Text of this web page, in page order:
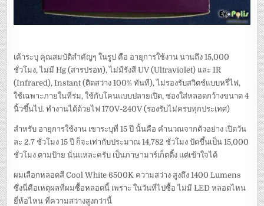
เค้าระบุ คุณสมบัติสำคัญๆ ในรูป คือ อายุการใช้งาน นานถึง 15,000
ชั่วโมง, ไม่มี Hg (สารปรอท), ไม่มีรังสี UV (Ultraviolet) และ IR
(Infrared), Instant (ติดสว่าง 100% ทันที), ไม่รองรับสวิตช์แบบหรี่ไฟ,
ใช้เฉพาะภายในที่ร่ม, ใช้กับโคนแบบปลายเปิด, ช่องใส่หลอดกว้างขนาด 4
นิ้วขึ้นไป. ทำงานได้ด้วยไฟ 170V-240V (รองรับไม่ครบทุกประเทศ)
สำหรับ อายุการใช้งาน เขาระบุที่ 15 ปี นั้นคือ คำนวณจากตัวอย่าง เปิดวัน
ละ 2.7 ชั่วโมง 15 ปี ก็จะเท่ากับประมาณ 14,782 ชั่วโมง ปัดขึ้นเป็น 15,000
ชั่วโมง ตามป้าย นั่นแหละครับ เป็นภาษามาร์เก็ตติ้ง แต่เข้าใจได้
ผมเลือกหลอดสี Cool White 6500K ความสว่าง สูงถึง 1400 Lumens
ซึ่งนี่คือเหตุผลที่ผมซื้อหลอดนี้ เพราะ ในวันที่ไปซื้อ ไม่มี LED หลอดไหน
ยี่ห้อไหน ที่ความสว่างสูงกว่านี้